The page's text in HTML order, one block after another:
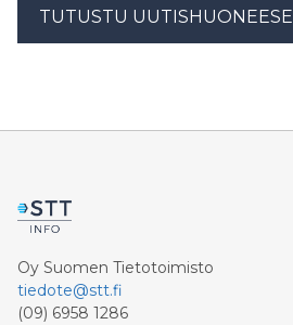
TUTUSTU
Oy Suomen Tietotoimisto
tiedote@stt.fi
(09) 6958 1286